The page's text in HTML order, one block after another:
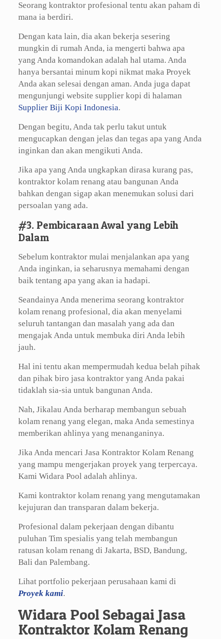
Seorang kontraktor profesional tentu akan paham di
mana ia berdiri.
Dengan kata lain, dia akan bekerja sesering
mungkin di rumah Anda, ia mengerti bahwa apa
yang Anda komandokan adalah hal utama. Anda
hanya bersantai minum kopi nikmat maka Proyek
Anda akan selesai dengan aman. Anda juga dapat
mengunjungi website supplier kopi di halaman
Supplier Biji Kopi Indonesia.
Dengan begitu, Anda tak perlu takut untuk
mengucapkan dengan jelas dan tegas apa yang Anda
inginkan dan akan mengikuti Anda.
Jika apa yang Anda ungkapkan dirasa kurang pas,
kontraktor kolam renang atau bangunan Anda
bahkan dengan sigap akan menemukan solusi dari
persoalan yang ada.
#3. Pembicaraan Awal yang Lebih
Dalam
Sebelum kontraktor mulai menjalankan apa yang
Anda inginkan, ia seharusnya memahami dengan
baik tentang apa yang akan ia hadapi.
Seandainya Anda menerima seorang kontraktor
kolam renang profesional, dia akan menyelami
seluruh tantangan dan masalah yang ada dan
mengajak Anda untuk membuka diri Anda lebih
jauh.
Hal ini tentu akan mempermudah kedua belah pihak
dan pihak biro jasa kontraktor yang Anda pakai
tidaklah sia-sia untuk bangunan Anda.
Nah, Jikalau Anda berharap membangun sebuah
kolam renang yang elegan, maka Anda semestinya
memberikan ahlinya yang menanganinya.
Jika Anda mencari Jasa Kontraktor Kolam Renang
yang mampu mengerjakan proyek yang terpercaya.
Kami Widara Pool adalah ahlinya.
Kami kontraktor kolam renang yang mengutamakan
kejujuran dan transparan dalam bekerja.
Profesional dalam pekerjaan dengan dibantu
puluhan Tim spesialis yang telah membangun
ratusan kolam renang di Jakarta, BSD, Bandung,
Bali dan Palembang.
Lihat portfolio pekerjaan perusahaan kami di
Proyek kami.
Widara Pool Sebagai Jasa
Kontraktor Kolam Renang